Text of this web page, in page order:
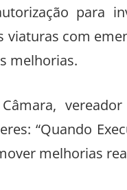
para
viaturas com
melhorias.
“Quando
melhorias